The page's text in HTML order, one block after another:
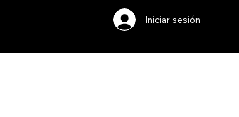
Iniciar sesión